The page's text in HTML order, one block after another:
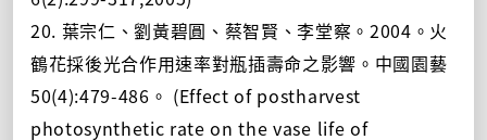
20. 葉宗仁、劉黃碧圓、蔡智賢、李堂察。2004。火
鶴花採後光合作用速率對瓶插壽命之影響。中國園藝
50(4):479-486。 (Effect of postharvest
photosynthetic rate on the vase life of